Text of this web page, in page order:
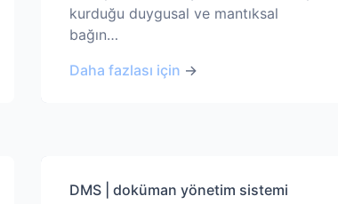
kurduğu duygusal ve mantıksal
bağın…
Daha fazlası için →
DMS | doküman yönetim sistemi